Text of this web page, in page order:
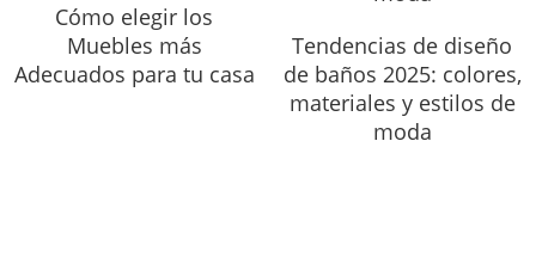
Cómo elegir los
Muebles más
Adecuados para tu casa
Tendencias de diseño
de baños 2025: colores,
materiales y estilos de
moda